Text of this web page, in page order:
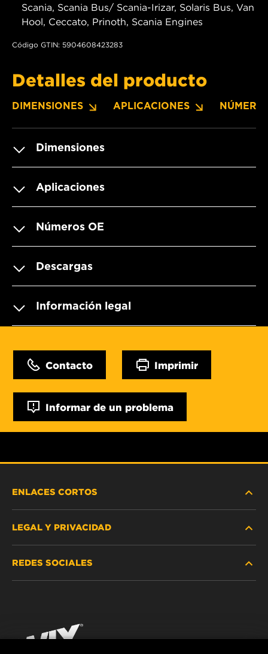
Scania, Scania Bus/ Scania-Irizar, Solaris Bus, Van
Hool, Ceccato, Prinoth, Scania Engines
Código GTIN: 5904608423283
Detalles del producto
DIMENSIONES APLICACIONES
Dimensiones
Aplicaciones
Números OE
Descargas
Información legal
Contacto Imprimir
Informar de un problema
ENLACES CORTOS
DÓNDE COMPRAR
¡CONTÁCTENOS!
LEGAL Y PRIVACIDAD
IMPRESSUM
REDES SOCIALES
YouTube